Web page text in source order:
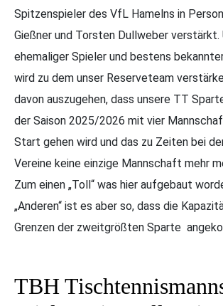
Spitzenspieler des VfL Hamelns in
Gießner und Torsten Dullweber verstärkt.
ehemaliger Spieler und bestens
wird zu dem unser Reserveteam
davon auszugehen, dass unsere TT
der Saison 2025/2026 mit vier
Start gehen wird und das zu Zeiten bei
Vereine keine einzige Mannschaft mehr
Zum einen „Toll“ was hier aufgebaut
„Anderen“ ist es aber so, dass die
Grenzen der zweitgrößten Sparte
TBH